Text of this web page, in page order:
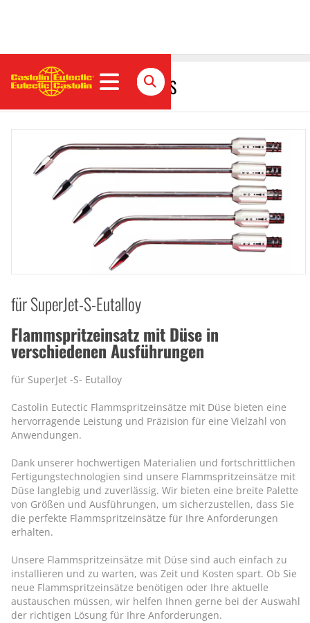
Brennerrohr mit Düse B3 S
für SuperJet-S-Eutalloy
Flammspritzeinsatz mit Düse in
verschiedenen Ausführungen
für SuperJet -S- Eutalloy
Castolin Eutectic Flammspritzeinsätze mit Düse bieten eine
hervorragende Leistung und Präzision für eine Vielzahl von
Anwendungen.
Dank unserer hochwertigen Materialien und fortschrittlichen
Fertigungstechnologien sind unsere Flammspritzeinsätze mit
Düse langlebig und zuverlässig. Wir bieten eine breite Palette
von Größen und Ausführungen, um sicherzustellen, dass Sie
die perfekte Flammspritzeinsätze für Ihre Anforderungen
erhalten.
Unsere Flammspritzeinsätze mit Düse sind auch einfach zu
installieren und zu warten, was Zeit und Kosten spart. Ob Sie
neue Flammspritzeinsätze benötigen oder Ihre aktuelle
austauschen müssen, wir helfen Ihnen gerne bei der Auswahl
der richtigen Lösung für Ihre Anforderungen.